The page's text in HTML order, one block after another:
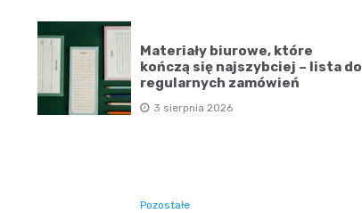
Materiały biurowe, które
kończą się najszybciej – lista do
regularnych zamówień
3 sierpnia 2026
Pozostałe